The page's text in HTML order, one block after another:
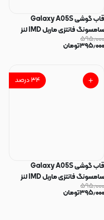
قاب گوشی Galaxy A05S
سامسونگ فانتزی ماربل IMD لنز
نگین دار دور مات دکمه کرومی طرح
پاپیون کیوت کد 165912
۵۹۵٫۰۰۰
۳۹۵٫۰۰۰تومان
۳۴درصد
قاب گوشی Galaxy A05S
سامسونگ فانتزی ماربل IMD لنز
نگین دار دور مات دکمه کرومی طرح
پاپیون کیوت کد 165910
۵۹۵٫۰۰۰
۳۹۵٫۰۰۰تومان